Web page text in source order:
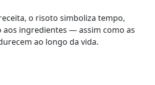
o risoto simboliza tempo,
aos ingredientes — assim como as
ao longo da vida.